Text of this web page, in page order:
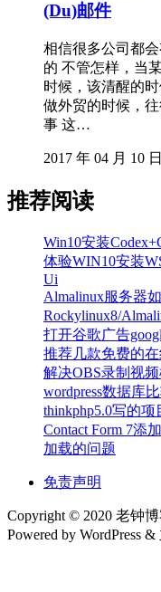
(Du)邮件
相信很多公司都
的 不管怎样，当
时候，该清醒的
做外贸的时候，
事 这…
2017 年 04 月 10 日
推荐阅读
Win10安装
体验WIN10安装
Ui
Almalinux服务器
Rockylinux8/
打开谷歌广告
推荐几款免费的
解决OBS录制视
wordpress数据库
thinkphp5.0写的
Contact Form 7添
加载的问题
免责声明
Copyright © 2020 老钟
Powered by WordPress